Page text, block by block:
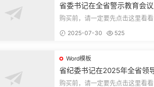
省委书记在全省警示教育会
的讲话.1
购买前，请一定要先点击这里看看
束，本文...
2025-07-30 525
Word模板
省纪委书记在2025年全省领
部警示教育会上的讲话.1
购买前，请一定要先点击这里看看